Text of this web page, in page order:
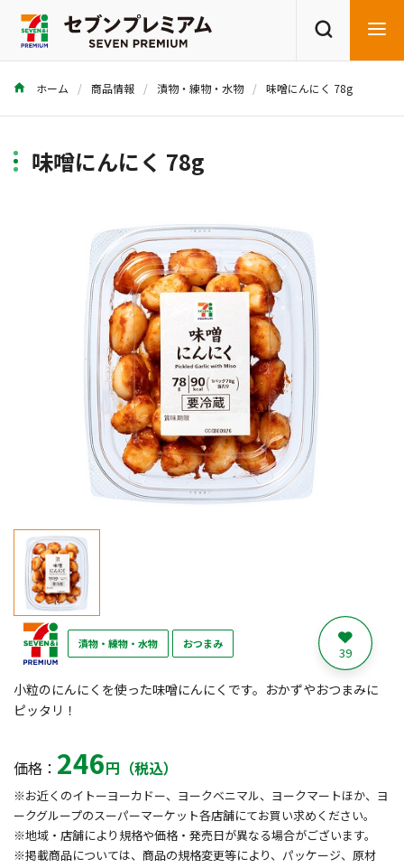
商品を探す
ホーム 商品情報 漬物・練物・水物 味噌にんにく 78g
味噌にんにく 78g
漬物・練物・水物 おつまみ 39
小粒のにんにくを使った味噌にんにくです。おかずやおつまみに
ピッタリ！
価格： 246円（税込）
※お近くのイトーヨーカドー、ヨークベニマル、ヨークマートほか、ヨ
ークグループのスーパーマーケット各店舗にてお買い求めください。
※地域・店舗により規格や価格・発売日が異なる場合がございます。
※掲載商品については、商品の規格変更等により、パッケージ、原材